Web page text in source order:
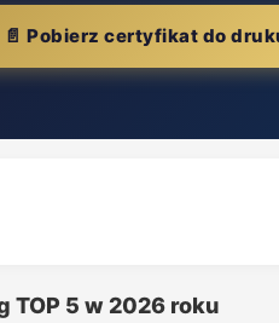
📄 Pobierz certyfikat do
TOP 5 w 2026 roku